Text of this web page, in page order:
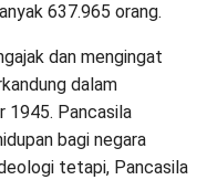
637.965 orang.
dan mengingat
dalam
1945. Pancasila
bagi negara
tetapi, Pancasila